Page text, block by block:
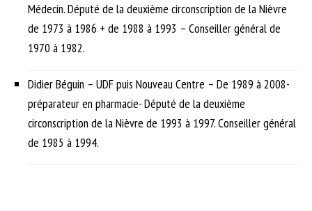
Médecin. Député de la deuxième circonscription de la Nièvre
de 1973 à 1986 + de 1988 à 1993 – Conseiller général de
1970 à 1982.
Didier Béguin – UDF puis Nouveau Centre – De 1989 à 2008-
préparateur en pharmacie- Député de la deuxième
circonscription de la Nièvre de 1993 à 1997. Conseiller général
de 1985 à 1994.